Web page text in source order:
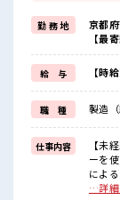
『家電を揃える
そんな方にオス
TV/冷蔵庫/洗
赴任時は現地ま
＼◎*無期雇用派
◎当社と期間制
派遣先で働け
大手企業の技
■職場の雰囲気
《男性スタッ
分からないこと
勤 務 地
京都
【最
給 与 【時
職 種 製造（
仕事内容
【未
ーを
による ※寮アリのお仕事！一人暮らしスタートにもピッタリ
♪ ■お仕事PR ＼◎*人気の京都エリアで1人暮らし◎*/ なん
…詳細